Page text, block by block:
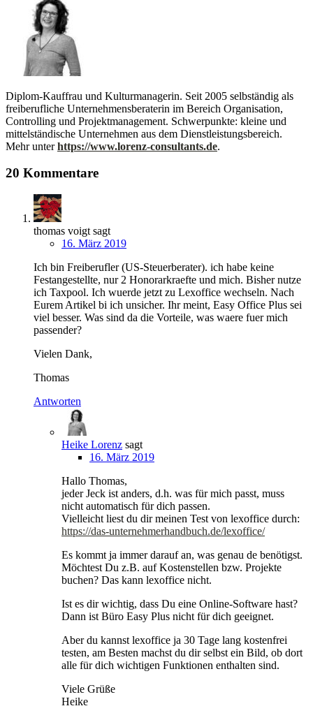
Diplom-Kauffrau und Kulturmanagerin. Seit 2005 selbständig als
freiberufliche Unternehmensberaterin im Bereich Organisation,
Controlling und Projektmanagement. Schwerpunkte: kleine und
mittelständische Unternehmen aus dem Dienstleistungsbereich.
Mehr unterhttps://www.lorenz-consultants.de.
20 Kommentare
thomas voigt sagt
16. März 2019
Ich bin Freiberufler (US-Steuerberater). ich habe keine
Festangestellte, nur 2 Honorarkraefte und mich. Bisher nutze
ich Taxpool. Ich wuerde jetzt zu Lexoffice wechseln. Nach
Eurem Artikel bi ich unsicher. Ihr meint, Easy Office Plus sei
viel besser. Was sind da die Vorteile, was waere fuer mich
passender?
Vielen Dank,
Thomas
Antworten
Heike Lorenz sagt
16. März 2019
Hallo Thomas,
jeder Jeck ist anders, d.h. was für mich passt, muss
nicht automatisch für dich passen.
Vielleicht liest du dir meinen Test von lexoffice durch:
https://das-unternehmerhandbuch.de/lexoffice/
Es kommt ja immer darauf an, was genau de benötigst.
Möchtest Du z.B. auf Kostenstellen bzw. Projekte
buchen? Das kann lexoffice nicht.
Ist es dir wichtig, dass Du eine Online-Software hast?
Dann ist Büro Easy Plus nicht für dich geeignet.
Aber du kannst lexoffice ja 30 Tage lang kostenfrei
testen, am Besten machst du dir selbst ein Bild, ob dort
alle für dich wichtigen Funktionen enthalten sind.
Viele Grüße
Heike